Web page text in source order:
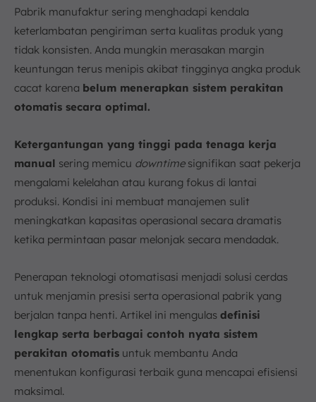
d. Keamanan yang Lebih Baik
4. Jenis Konfigurasi Sistem Perakitan Otomatis
a. Fixed Automation (Otomatisasi Tetap)
b. Programmable Automation (Otomatisasi
Terprogram)
c. Flexible Automation (Otomatisasi Fleksibel)
FAQ:
Pabrik manufaktur sering menghadapi kendala
keterlambatan pengiriman serta kualitas produk yang
tidak konsisten. Anda mungkin merasakan margin
keuntungan terus menipis akibat tingginya angka produk
cacat karena belum menerapkan sistem perakitan
otomatis secara optimal.
Ketergantungan yang tinggi pada tenaga kerja
manual sering memicu downtimesignifikan saat pekerja
mengalami kelelahan atau kurang fokus di lantai
produksi. Kondisi ini membuat manajemen sulit
meningkatkan kapasitas operasional secara dramatis
ketika permintaan pasar melonjak secara mendadak.
Penerapan teknologi otomatisasi menjadi solusi cerdas
untuk menjamin presisi serta operasional pabrik yang
berjalan tanpa henti. Artikel ini mengulas definisi
lengkap serta berbagai contoh nyata sistem
perakitan otomatis untuk membantu Anda
menentukan konfigurasi terbaik guna mencapai efisiensi
maksimal.